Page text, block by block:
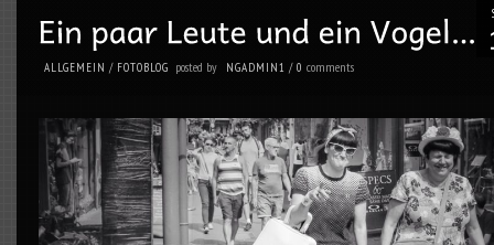
ALLGEMEIN / FOTOBLOG posted by NGADMIN1 /0comments